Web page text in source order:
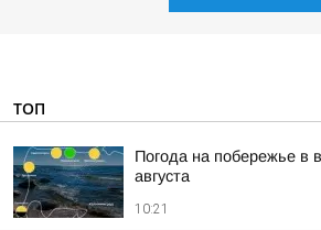
ТОП
Погода на побережье в
августа
10:21